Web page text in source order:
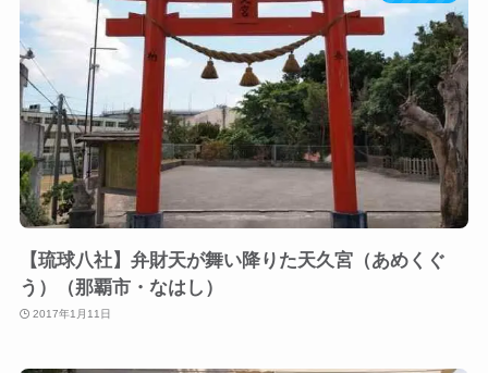
【琉球八社】弁財天が舞い降りた天久宮（あめくぐ
う）（那覇市・なはし）
2017年1月11日